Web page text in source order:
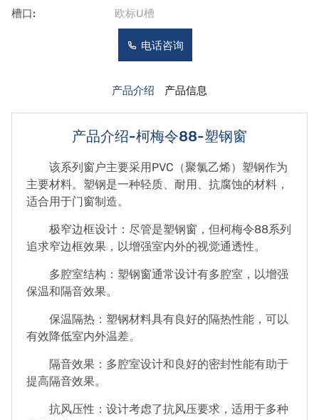
槽口:
欧标U槽
电话咨询
产品介绍 产品信息
产品介绍-柯梅令88-塑钢窗
该系列窗户主要采用PVC（聚氯乙烯）塑钢作为
主要材料。塑钢是一种轻质、耐用、抗腐蚀的材料，
适合用于门窗制造。
极窄边框设计：尽管是塑钢窗，但柯梅令88系列
追求窄边框效果，以增强室内外的视觉通透性。
多腔室结构：塑钢窗通常设计有多腔室，以增强
保温和隔音效果。
保温隔热：塑钢材料具有良好的隔热性能，可以
有效降低室内外温差。
隔音效果：多腔室设计和良好的密封性能有助于
提高隔音效果。
抗风压性：设计考虑了抗风压要求，适用于多种